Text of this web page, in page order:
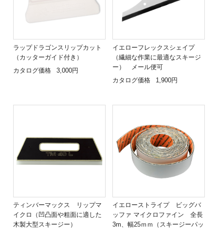
ラップドラゴンスリップカット
（カッターガイド付き）
カタログ価格
3,000円
イエローフレックスシェイプ
（繊細な作業に最適なスキージ
ー） メール便可
カタログ価格
1,900円
ティンバーマックス リップマ
イクロ（凹凸面や粗面に適した
木製大型スキージー）
イエローストライプ ビッグバ
ッファ マイクロファイン 全長
3m、幅25ｍｍ（スキージーパッ